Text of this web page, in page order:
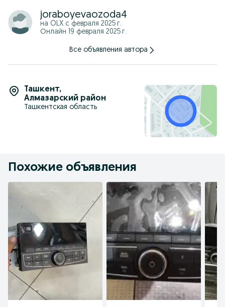
joraboyevaozoda4
на OLX с февраля 2025 г.
Онлайн 19 февраля 2025 г.
Все объявления автора
Ташкент,
Алмазарский район
Ташкентская область
Похожие объявления